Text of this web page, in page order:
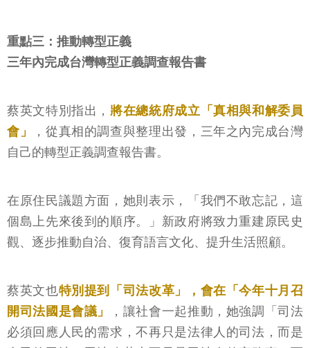
重點三：推動轉型正義
三年內完成台灣轉型正義調查報告書
蔡英文特別指出，將在總統府成立「真相與和解委員
會」
，從真相的調查與整理出發，三年之內完成台灣
自己的轉型正義調查報告書。
在原住民議題方面，她則表示，「我們不敢忘記，這
個島上先來後到的順序。」新政府將致力重建原民史
觀、逐步推動自治、復育語言文化、提升生活照顧。
蔡英文也特別提到「司法改革」，會在「今年十月召
開司法國是會議」
，讓社會一起推動，她強調「司法
必須回應人民的需求，不再只是法律人的司法，而是